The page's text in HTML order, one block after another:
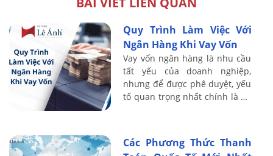
Quy Trình Làm Việc Với
Ngân Hàng Khi Vay Vốn
Vay vốn ngân hàng là nhu cầu
tất yếu của doanh nghiệp,
nhưng để được phê duyệt, yếu
tố quan trọng nhất chính là hệ
Các Phương Thức Thanh